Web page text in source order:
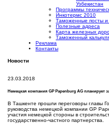
Узбекистан
Программы
Инкотермс 2010
Таможенные посты и
Полезные адреса
Карта железных
Таможенный
Реклама
Контакты
Новости
23.03.2018
Немецкая компания GP Papenburg AG планирует
В Ташкенте прошли переговоры главы
руководства немецкой компании GP
участия немецкой стороны в
государственно-частного партнерства.